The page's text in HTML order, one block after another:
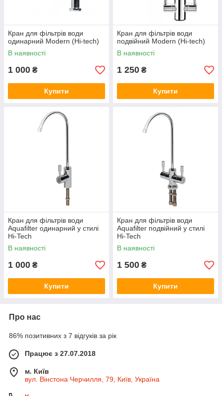
Кран для фільтрів води
одинарний Modern (Hi-tech)
В наявності
1 000 ₴
Купити
Кран для фільтрів води
подвійний Modern (Hi-tech)
В наявності
1 250 ₴
Купити
Кран для фільтрів води
Aquafilter одинарний у стилі
Hi-Tech
В наявності
1 000 ₴
Купити
Кран для фільтрів води
Aquafilter подвійний у стилі
Hi-Tech
В наявності
1 500 ₴
Купити
Про нас
86% позитивних з 7 відгуків за рік
Працює з 27.07.2018
м. Київ
вул. Вінстона Черчилля, 79, Київ, Україна